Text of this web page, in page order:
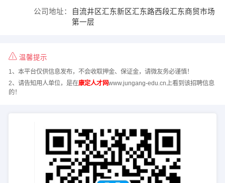
公司地址：
自流井区汇东新区汇东路西段汇东商贸市场
第一层
温馨提示
1、本平台仅供信息发布，不会收取押金、保证金，请微友务必谨慎！
2、请告知用人单位，是在康定人才网www.jungang-edu.cn上看到该招聘信息
的！